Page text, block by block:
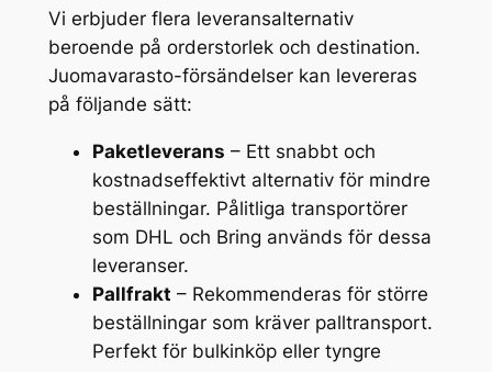
Vi erbjuder flera leveransalternativ
beroende på orderstorlek och destination.
Juomavarasto-försändelser kan levereras
på följande sätt:
Paketleverans – Ett snabbt och
kostnadseffektivt alternativ för mindre
beställningar. Pålitliga transportörer
som DHL och Bring används för dessa
leveranser.
Pallfrakt – Rekommenderas för större
beställningar som kräver palltransport.
Perfekt för bulkinköp eller tyngre